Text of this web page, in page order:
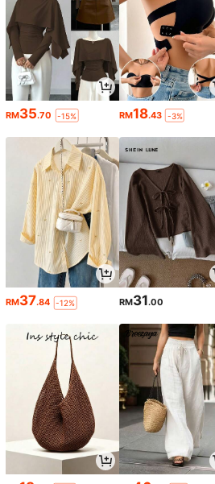
RM35.70 -15% RM18.43 -3%
RM37.84 -12% RM31.00